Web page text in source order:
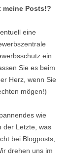
meine Posts!?
eine
ein
Sie es beim
Herz, wenn Sie
mögen!)
wie
der Letzte, was
bei Blogposts,
drehen uns im